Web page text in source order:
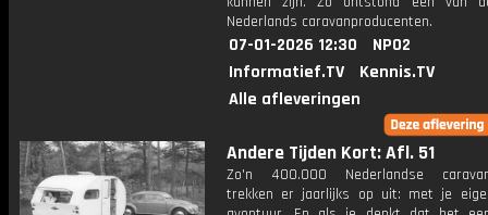
Nederlands caravanproducenten.
07-01-2026 12:30
NPO2
Informatief.TV
Kennis.TV
Alle afleveringen
Andere Tijden Kort: Afl. 51
Zo'n 400.000 Nederlandse
trekken er jaarlijks op uit: met je